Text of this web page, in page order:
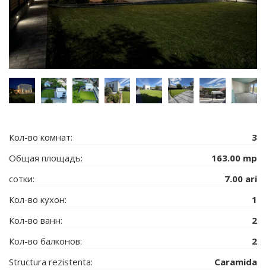
Кол-во комнат:
3
Общая площадь:
163.00 mp
сотки:
7.00 ari
Кол-во кухон:
1
Кол-во ванн:
2
Кол-во балконов:
2
Structura rezistenta:
Caramida